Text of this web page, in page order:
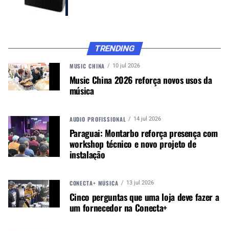
publicação empenhada em
negócios para o music business,
indústria de áudio profissional,
iluminação e instrumentos
fazemos.
A MÚSICA & MERCADO ESTÁ NO WHATSAPP!
TRENDING
MUSIC CHINA 10 jul 2026
Music China 2026 reforça novos usos da
música
AUDIO PROFISSIONAL 14 jul 2026
Paraguai: Montarbo reforça presença com
workshop técnico e novo projeto de
instalação
CONECTA+ MÚSICA 13 jul 2026
Cinco perguntas que uma loja deve fazer a
um fornecedor na Conecta+